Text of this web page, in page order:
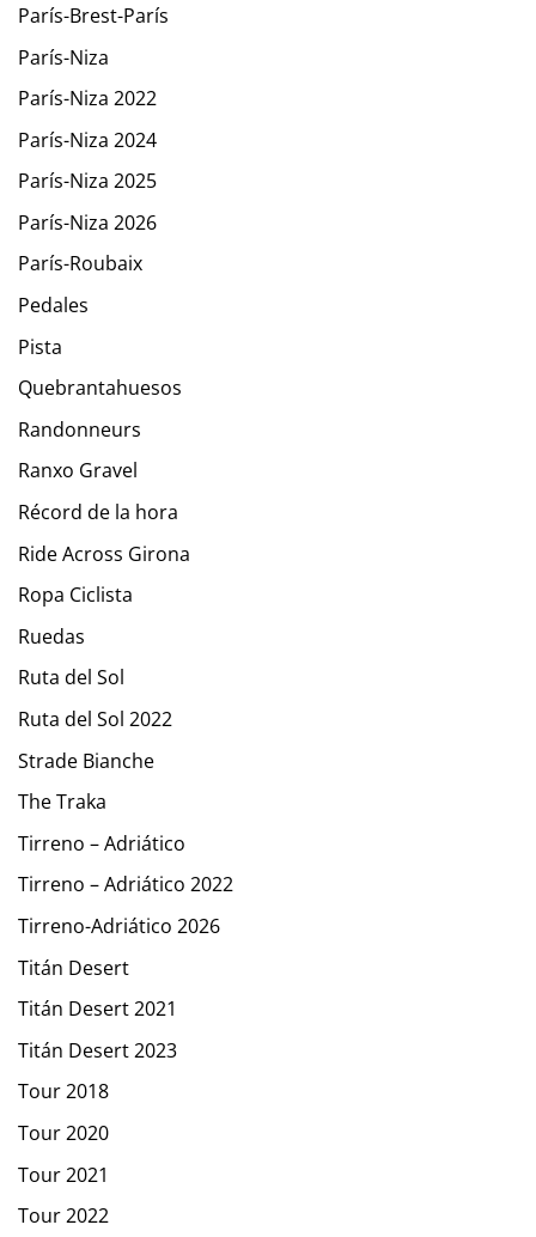
París-Brest-París
París-Niza
París-Niza 2022
París-Niza 2024
París-Niza 2025
París-Niza 2026
París-Roubaix
Pedales
Pista
Quebrantahuesos
Randonneurs
Ranxo Gravel
Récord de la hora
Ride Across Girona
Ropa Ciclista
Ruedas
Ruta del Sol
Ruta del Sol 2022
Strade Bianche
The Traka
Tirreno – Adriático
Tirreno – Adriático 2022
Tirreno-Adriático 2026
Titán Desert
Titán Desert 2021
Titán Desert 2023
Tour 2018
Tour 2020
Tour 2021
Tour 2022